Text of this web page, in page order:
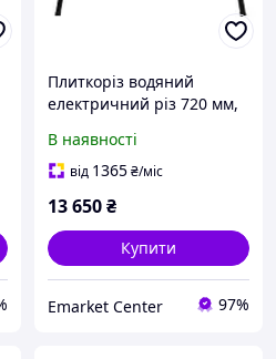
Плиткоріз водяний
електричний різ 720 мм,
підлоговий
В наявності
від 1365₴/міс
13 650₴
Купити
Emarket Center 97%